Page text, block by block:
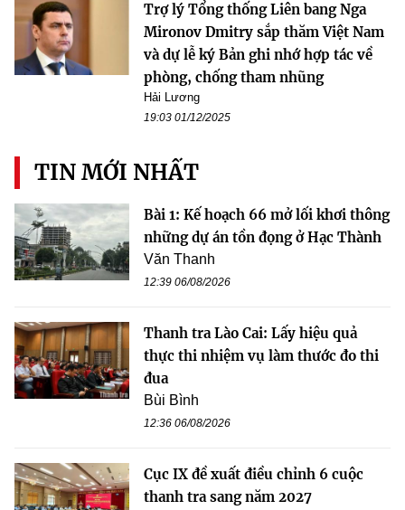
Trợ lý Tổng thống Liên bang Nga
Mironov Dmitry sắp thăm Việt Nam
và dự lễ ký Bản ghi nhớ hợp tác về
phòng, chống tham nhũng
Hải Lương
19:03 01/12/2025
TIN MỚI NHẤT
Bài 1: Kế hoạch 66 mở lối khơi thông
những dự án tồn đọng ở Hạc Thành
Văn Thanh
12:39 06/08/2026
Thanh tra Lào Cai: Lấy hiệu quả
thực thi nhiệm vụ làm thước đo thi
đua
Bùi Bình
12:36 06/08/2026
Cục IX đề xuất điều chỉnh 6 cuộc
thanh tra sang năm 2027